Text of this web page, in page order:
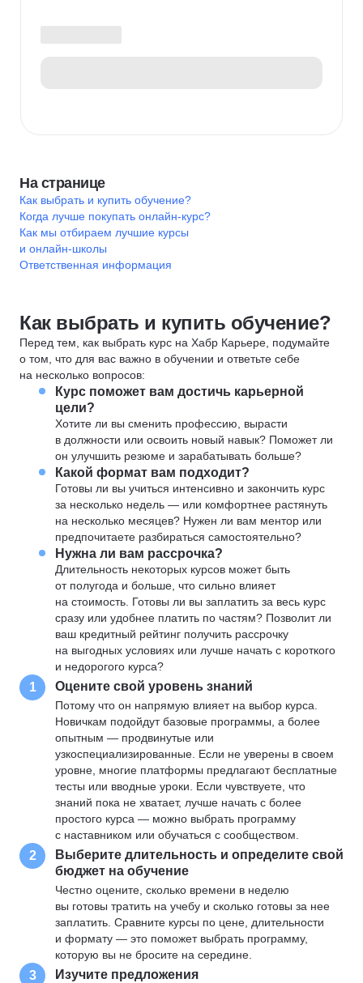
На странице
Как выбрать и купить обучение?
Когда лучше покупать онлайн-курс?
Как мы отбираем лучшие курсы
и онлайн-школы
Ответственная информация
Как выбрать и купить обучение?
Перед тем, как выбрать курс на Хабр Карьере, подумайте
о том, что для вас важно в обучении и ответьте себе
на несколько вопросов:
Курс поможет вам достичь карьерной
цели?
Хотите ли вы сменить профессию, вырасти
в должности или освоить новый навык? Поможет ли
он улучшить резюме и зарабатывать больше?
Какой формат вам подходит?
Готовы ли вы учиться интенсивно и закончить курс
за несколько недель — или комфортнее растянуть
на несколько месяцев? Нужен ли вам ментор или
предпочитаете разбираться самостоятельно?
Нужна ли вам рассрочка?
Длительность некоторых курсов может быть
от полугода и больше, что сильно влияет
на стоимость. Готовы ли вы заплатить за весь курс
сразу или удобнее платить по частям? Позволит ли
ваш кредитный рейтинг получить рассрочку
на выгодных условиях или лучше начать с короткого
и недорогого курса?
1 Оцените свой уровень знаний
Потому что он напрямую влияет на выбор курса.
Новичкам подойдут базовые программы, а более
опытным — продвинутые или
узкоспециализированные. Если не уверены в своем
уровне, многие платформы предлагают бесплатные
тесты или вводные уроки. Если чувствуете, что
знаний пока не хватает, лучше начать с более
простого курса — можно выбрать программу
с наставником или обучаться с сообществом.
2
Выберите длительность и определите свой
бюджет на обучение
Честно оцените, сколько времени в неделю
вы готовы тратить на учебу и сколько готовы за нее
заплатить. Сравните курсы по цене, длительности
и формату — это поможет выбрать программу,
которую вы не бросите на середине.
3 Изучите предложения